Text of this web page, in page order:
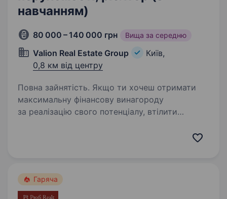
навчанням)
80 000 – 140 000 грн Вища за середню
Valion Real Estate Group
Київ,
0,8 км від центру
Повна зайнятість. Якщо ти хочеш отримати
максимальну фінансову винагороду
за реалізацію свого потенціалу, втілити
Гаряча